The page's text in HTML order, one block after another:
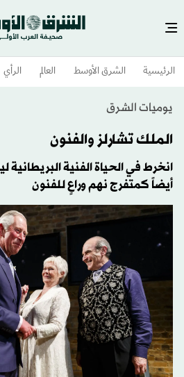
الرئيسية الشرق الأوسط​ العالم الرأي
يوميات الشرق
الملك تشارلز والفنون
انخرط في الحياة الفنية
أيضاً كمتفرج نهم وراعٍ للفنون